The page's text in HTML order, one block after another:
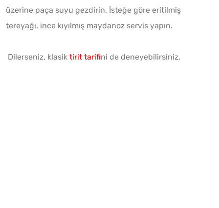
üzerine paça suyu gezdirin. İsteğe göre eritilmiş
tereyağı, ince kıyılmış maydanoz servis yapın.
Dilerseniz, klasik tirit tarifini de deneyebilirsiniz.